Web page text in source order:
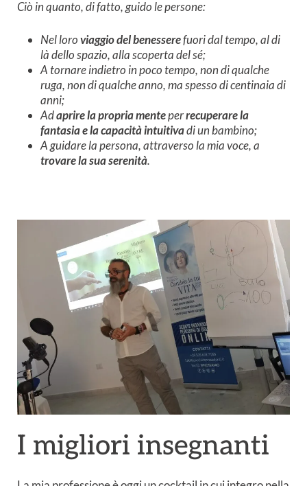
Ciò in quanto, di fatto, guido le persone:
Nel loroviaggio del benesserefuori dal tempo, al di
là dello spazio, alla scoperta del sé;
A tornare indietro in poco tempo, non di qualche
ruga, non di qualche anno, ma spesso di centinaia di
anni;
Adaprire la propria menteperrecuperare la
fantasia e la capacità intuitivadi un bambino;
A guidare la persona, attraverso la mia voce, a
trovare la sua serenità.
I migliori insegnanti